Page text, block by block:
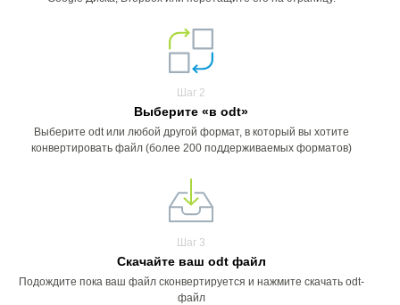
Шаг 2
Выберите «в odt»
Выберите odt или любой другой формат, в который вы хотите
конвертировать файл (более 200 поддерживаемых форматов)
Шаг 3
Скачайте ваш odt файл
Подождите пока ваш файл сконвертируется и нажмите скачать odt-
файл